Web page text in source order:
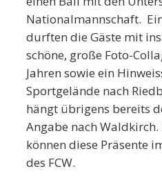
Nationalmannschaft.
durften die Gäste mit
schöne, große Foto-
Jahren sowie ein
Sportgelände nach
hängt übrigens bereits
Angabe nach
können diese Präsente
des FCW.